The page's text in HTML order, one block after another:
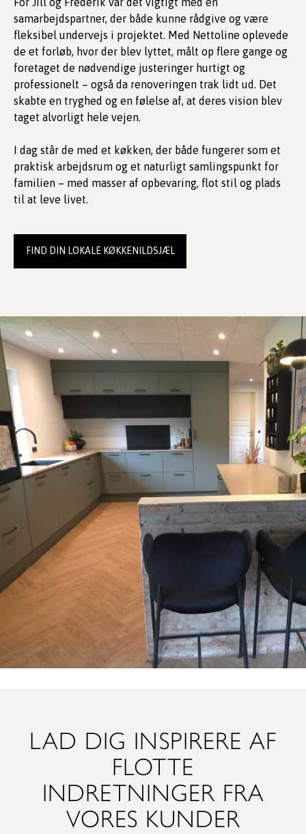
samarbejdspartner, der både kunne rådgive og være
fleksibel undervejs i projektet. Med Nettoline oplevede
de et forløb, hvor der blev lyttet, målt op flere gange og
foretaget de nødvendige justeringer hurtigt og
professionelt – også da renoveringen trak lidt ud. Det
skabte en tryghed og en følelse af, at deres vision blev
taget alvorligt hele vejen.
I dag står de med et køkken, der både fungerer som et
praktisk arbejdsrum og et naturligt samlingspunkt for
familien – med masser af opbevaring, flot stil og plads
til at leve livet.
FIND DIN LOKALE KØKKENILDSJÆL
LAD DIG INSPIRERE AF
FLOTTE
INDRETNINGER FRA
VORES KUNDER